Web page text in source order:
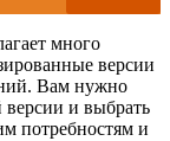
много
версии
Вам нужно
версии и выбрать
потребностям и